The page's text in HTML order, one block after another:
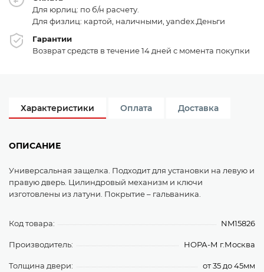
Для юрлиц: по б/н расчету.
Для физлиц: картой, наличными, yandex.Деньги
Гарантии
Возврат средств в течение 14 дней с момента покупки
Характеристики Оплата Доставка
ОПИСАНИЕ
Универсальная защелка. Подходит для установки на левую и
правую дверь. Цилиндровый механизм и ключи
изготовлены из латуни. Покрытие – гальваника.
Код товара: NM15826
Производитель: НОРА-М г.Москва
Толщина двери: от 35 до 45мм